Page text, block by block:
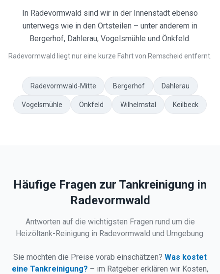
In Radevormwald sind wir in der Innenstadt ebenso
unterwegs wie in den Ortsteilen – unter anderem in
Bergerhof, Dahlerau, Vogelsmühle und Önkfeld.
Radevormwald liegt nur eine kurze Fahrt von Remscheid entfernt.
Radevormwald-Mitte Bergerhof Dahlerau
Vogelsmühle Önkfeld Wilhelmstal Keilbeck
Häufige Fragen zur Tankreinigung in
Radevormwald
Antworten auf die wichtigsten Fragen rund um die
Heizöltank-Reinigung in Radevormwald und Umgebung.
Sie möchten die Preise vorab einschätzen? Was kostet
eine Tankreinigung? – im Ratgeber erklären wir Kosten,